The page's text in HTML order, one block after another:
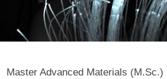
Master Advanced Materials (M.Sc.)